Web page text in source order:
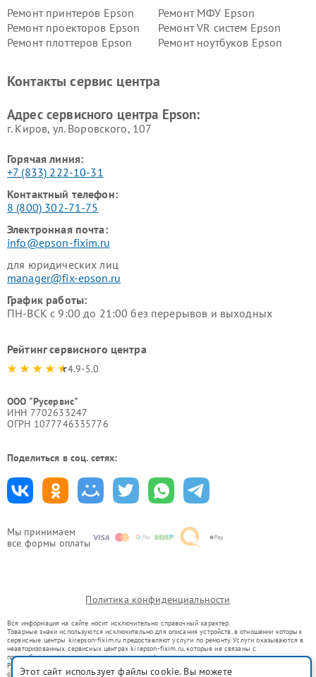
Мы принимаем
все формы оплаты
Ремонт принтеров Epson
Ремонт МФУ Epson
Ремонт проекторов Epson
Ремонт VR систем Epson
Ремонт плоттеров Epson
Ремонт ноутбуков Epson
Контакты сервис центра
Адрес сервисного центра Epson:
г. Киров, ул. Воровского, 107
Горячая линия:
+7 (833) 222-10-31
Контактный телефон:
8 (800) 302-71-75
Электронная почта:
info@epson-fixim.ru
для юридических лиц
manager@fix-epson.ru
График работы:
ПН-ВСК с 9:00 до 21:00 без перерывов и выходных
Рейтинг сервисного центра
4.9-5.0
ООО "Русервис"
ИНН 7702633247
ОГРН 1077746335776
Поделиться в соц. сетях:
Политика конфиденциальности
Вся информация на сайте носит исключительно справочный характер.
Товарные знаки используются исключительно для описания устройств, в отношении которых
сервисные центры kir.epson-fixim.ru предоставляют услуги по ремонту. Услуги оказываются в
неавторизованных сервисных центрах kir.epson-fixim.ru, которые не связаны с
правообладателями товарных знаков или их официальными представителями.
Ремонт осуществляется для устройств, уже введенных в гражданский оборот в соответствии
со статьей 1487 ГК РФ.
Этот сайт использует файлы cookie. Вы можете